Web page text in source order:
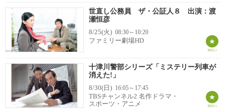
世直し公務員 ザ・公証人８ 出演：渡
瀬恒彦
8/25(火) 08:30～10:20
ファミリー劇場HD
十津川警部シリーズ「ミステリー列車が
消えた!」
8/30(日) 16:05～17:45
TBSチャンネル2 名作ドラマ・
スポーツ・アニメ